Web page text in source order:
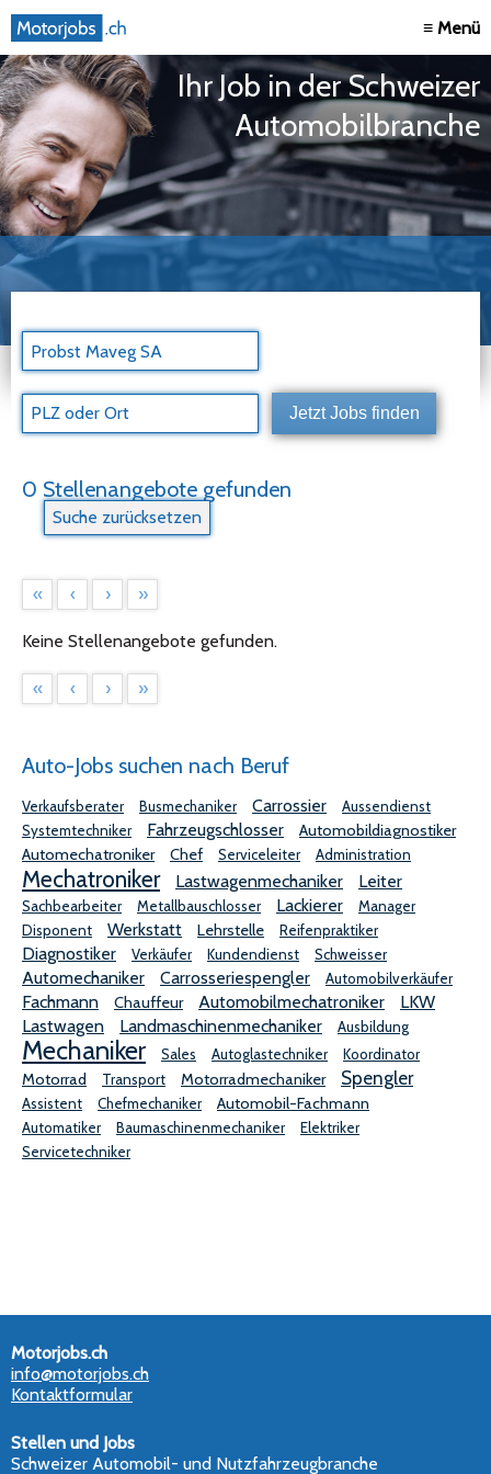
≡ Menü
Ihr Job in der Schweizer
Automobilbranche
0 Stellenangebote gefunden
« ‹ › »
Keine Stellenangebote gefunden.
« ‹ › »
Auto-Jobs suchen nach Beruf
Verkaufsberater Busmechaniker Carrossier
Aussendienst
Systemtechniker
Fahrzeugschlosser
Automobildiagnostiker
Automechatroniker
Chef Serviceleiter Administration
Mechatroniker Lastwagenmechaniker Leiter
Sachbearbeiter Metallbauschlosser Lackierer
Manager
Disponent
Werkstatt Lehrstelle Reifenpraktiker
Diagnostiker Verkäufer Kundendienst Schweisser
Automechaniker Carrosseriespengler Automobilverkäufer
Fachmann Chauffeur Automobilmechatroniker
LKW
Lastwagen
Landmaschinenmechaniker Ausbildung
Mechaniker Sales Autoglastechniker Koordinator
Motorrad Transport Motorradmechaniker Spengler
Assistent Chefmechaniker Automobil-Fachmann
Automatiker Baumaschinenmechaniker
Elektriker
Servicetechniker
Motorjobs.ch
info@motorjobs.ch
Kontaktformular
Stellen und Jobs
Schweizer Automobil- und Nutzfahrzeugbranche